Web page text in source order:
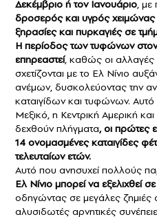
Δεκέμβριο ή τον Ιανουάριο, με
δροσερός και υγρός χειμώνας
ξηρασίες και πυρκαγιές σε
Η περίοδος των τυφώνων στον
επηρεαστεί, καθώς οι
σχετίζονται με το Ελ Νίνιο
ανέμων, δυσκολεύοντας την
καταιγίδων και τυφώνων. Αυτό
Μεξικό, η Κεντρική Αμερική
δεχθούν πλήγματα, οι πρώτες
14 ονομασμένες καταιγίδες
τελευταίων ετών.
Αυτό που ανησυχεί πολλούς
Ελ Νίνιο μπορεί να εξελιχθεί
οδηγώντας σε μεγάλες ζημιές
αλυσιδωτές αρνητικές